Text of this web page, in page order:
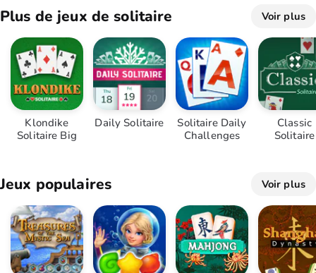
Plus de jeux de solitaire Voir plus
Klondike
Solitaire Big
Daily Solitaire
Solitaire Daily
Challenges
Classic
Solitaire
Jeux populaires Voir plus